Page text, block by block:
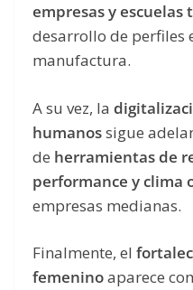
empresas y escuelas
desarrollo de perfiles
manufactura.
A su vez, la
humanossigue
de herramientas de
performance y clima
empresas medianas.
Finalmente, el
femeninoaparece